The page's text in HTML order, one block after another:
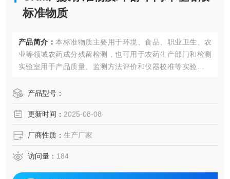
标准物质
产品简介： 本标准物质主要用于环境、食品、职业卫生、农
业等领域农药成分残留检测，也可用于农药生产部门和检测
实验室用于产品质量、监测方法评价和仪器校准等实验室质
产品型号：
更新时间： 2025-08-08
厂商性质： 生产厂家
访问量： 184